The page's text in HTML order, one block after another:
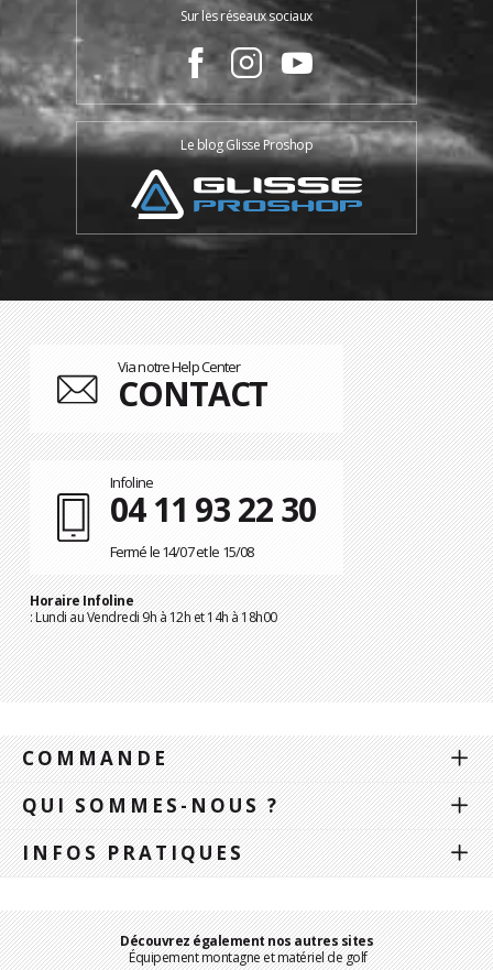
Sur les réseaux sociaux
Le blog Glisse Proshop
Via notre Help Center
CONTACT
Infoline
04 11 93 22 30
Fermé le 14/07 et le 15/08
Horaire Infoline
: Lundi au Vendredi 9h à 12h et 14h à 18h00
COMMANDE
QUI SOMMES-NOUS ?
INFOS PRATIQUES
Découvrez également nos autres sites
Équipement montagne et matériel de golf